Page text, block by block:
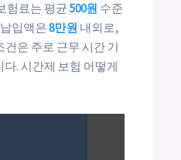
험료는 평균500원 수준
입액은8만원 내외로,
은 주로 근무 시간 기
. 시간제 보험 어떻게